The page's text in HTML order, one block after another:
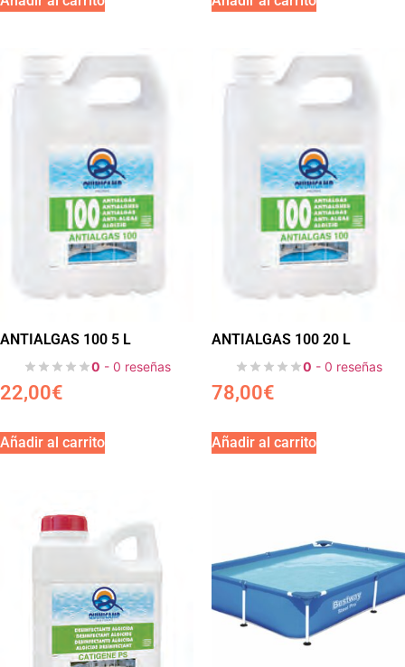
ANTIALGAS 100 5 L
0 - 0 reseñas
22,00€
Añadir al carrito
ANTIALGAS 100 20 L
0 - 0 reseñas
78,00€
Añadir al carrito